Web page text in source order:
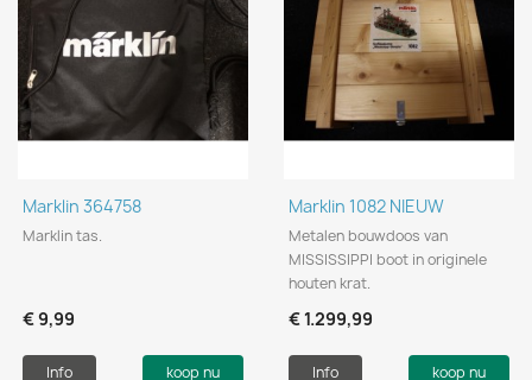
Marklin 364758
Marklin tas.
€ 9,99
Info koop nu
Marklin 1082 NIEUW
Metalen bouwdoos van
MISSISSIPPI boot in originele
houten krat.
€ 1.299,99
Info koop nu